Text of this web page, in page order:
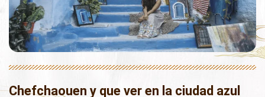
Chefchaouen y que ver en la ciudad azul